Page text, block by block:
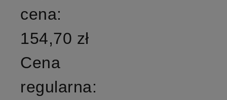
cena:
154,70 zł
Cena
regularna: